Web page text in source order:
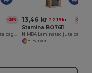
-25% 13,46 kr 22,19 kr -39%
Stamina BO7611
+1 Farver